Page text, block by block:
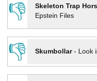
👎
Skeleton Trap
Epstein Files
👎
Skumbollar- Look